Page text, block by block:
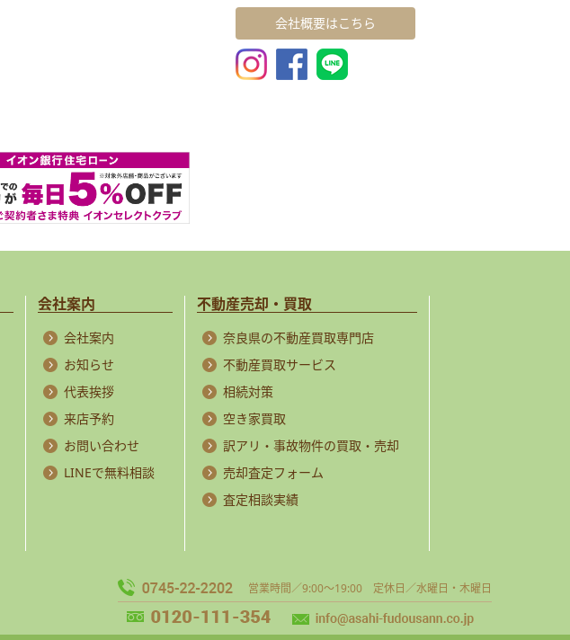
会社概要はこちら
会社案内
会社案内
お知らせ
代表挨拶
来店予約
お問い合わせ
LINEで無料相談
不動産売却・買取
奈良県の不動産買取専門店
不動産買取サービス
相続対策
空き家買取
訳アリ・事故物件の買取・売却
売却査定フォーム
査定相談実績
営業時間／9:00～19:00 定休日／水曜日・木曜日